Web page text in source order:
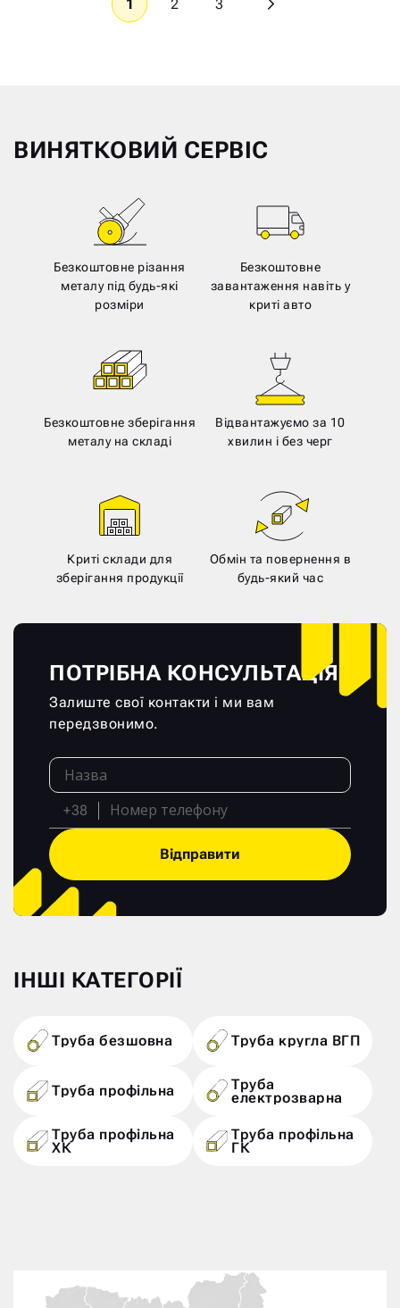
1 2 3
ВИНЯТКОВИЙ СЕРВІС
Безкоштовне різання
металу під будь-які
розміри
Безкоштовне
завантаження навіть у
криті авто
Безкоштовне зберігання
металу на складі
Відвантажуємо за 10
хвилин і без черг
Криті склади для
зберігання продукції
Обмін та повернення в
будь-який час
ПОТРІБНА КОНСУЛЬТАЦІЯ?
Залиште свої контакти і ми вам
передзвонимо.
+38
Відправити
ІНШІ КАТЕГОРІЇ
Труба безшовна Труба кругла ВГП
Труба профільна Труба
електрозварна
Труба профільна
ХК
Труба профільна
ГК